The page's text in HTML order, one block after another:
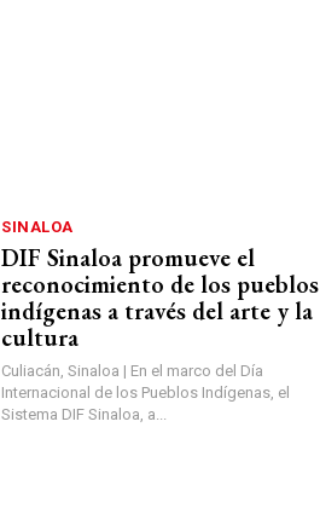
SINALOA
DIF Sinaloa promueve el
reconocimiento de los pueblos
indígenas a través del arte y la
cultura
Culiacán, Sinaloa | En el marco del Día
Internacional de los Pueblos Indígenas, el
Sistema DIF Sinaloa, a...